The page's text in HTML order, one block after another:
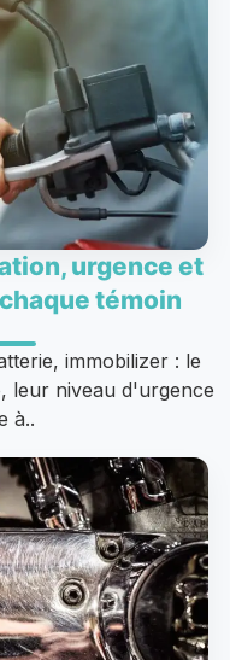
urgence et
témoin
immobilizer : le
leur niveau d'urgence
à..